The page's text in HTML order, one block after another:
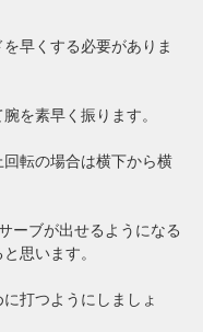
早くする必要がありま
を素早く振ります。
転の場合は横下から横
ーブが出せるようになる
思います。
打つようにしましょ